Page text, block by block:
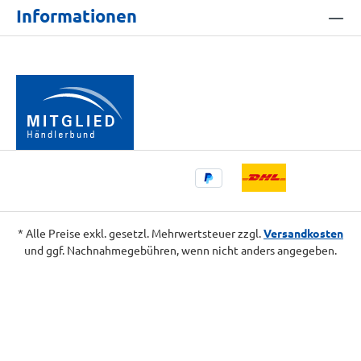
Informationen
* Alle Preise exkl. gesetzl. Mehrwertsteuer zzgl.Versandkosten
und ggf. Nachnahmegebühren, wenn nicht anders angegeben.